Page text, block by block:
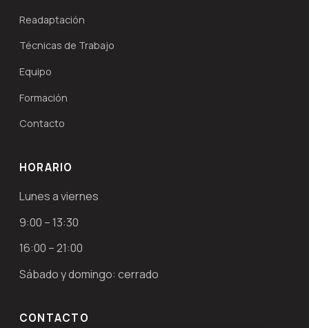
Readaptación
Técnicas de Trabajo
Equipo
Formación
Contacto
HORARIO
Lunes a viernes
9:00 – 13:30
16:00 – 21:00
Sábado y domingo: cerrado
CONTACTO